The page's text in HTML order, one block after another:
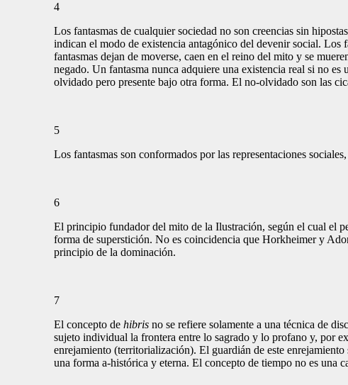
4
Los fantasmas de cualquier sociedad no son creencias sin
indican el modo de existencia antagónico del devenir social.
fantasmas dejan de moverse, caen en el reino del mito y se
negado. Un fantasma nunca adquiere una existencia real si no
olvidado pero presente bajo otra forma. El no-olvidado son las
5
Los fantasmas son conformados por las representaciones
6
El principio fundador del mito de la Ilustración, según el cual el
forma de superstición. No es coincidencia que Horkheimer y
principio de la dominación.
7
El concepto dehibris no se refiere solamente a una técnica de
sujeto individual la frontera entre lo sagrado y lo profano y, por
enrejamiento (territorialización). El guardián de este
una forma a-histórica y eterna. El concepto de tiempo no es una